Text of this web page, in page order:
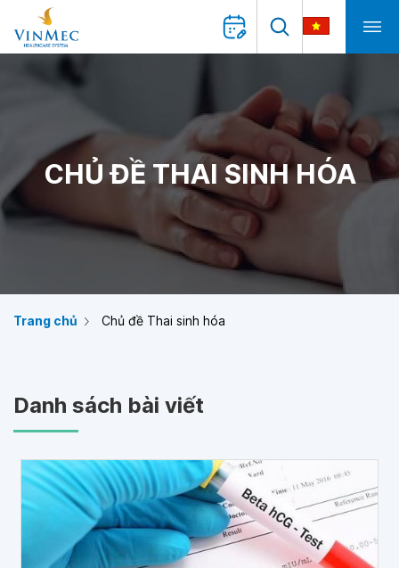
CHỦ ĐỀ THAI SINH HÓA
Trang chủ Chủ đề Thai sinh hóa
Danh sách bài viết